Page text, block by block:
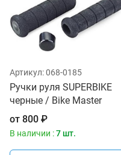
Артикул:068-0185
Ручки руля SUPERBIKE
черные / Bike Master
от 800 ₽
В наличии :7 шт.